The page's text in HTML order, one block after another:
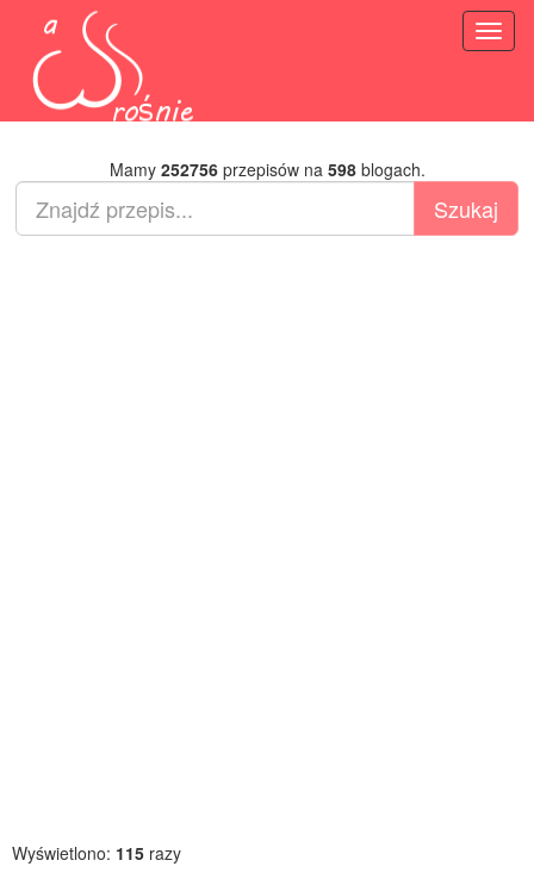
Mamy 252756przepisów na 598blogach.
Wyświetlono: 115 razy